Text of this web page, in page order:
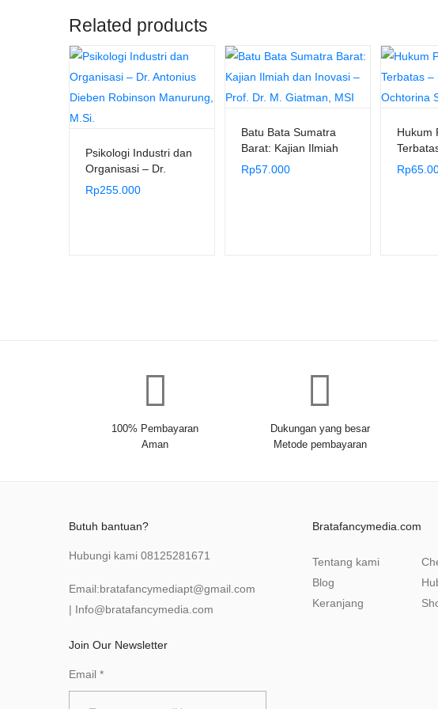
Related products
Psikologi Industri dan
Organisasi – Dr.
Antonius Dieben
Robinson Manurung,
Rp255.000
Batu Bata Sumatra
Barat: Kajian Ilmiah
dan Inovasi – Prof. Dr.
M. Giatman, MSI
Rp57.000
Hukum
S.H.,
Rp
100% Pembayaran
Aman
Dukungan yang besar
Metode pembayaran
Butuh bantuan?
Hubungi kami 08125281671
Email:bratafancymediapt@gmail.com
| Info@bratafancymedia .com
Join Our Newsletter
Email *
Bratafancymedia.com
Tentang kami
Blog
Keranjang